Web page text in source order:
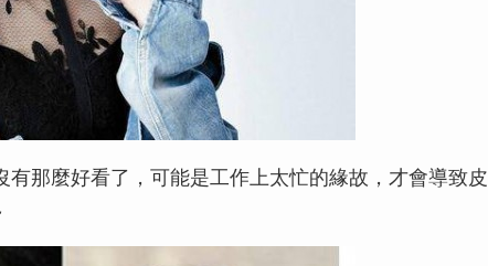
那麼好看了，可能是工作上太忙的緣故，才會導致皮